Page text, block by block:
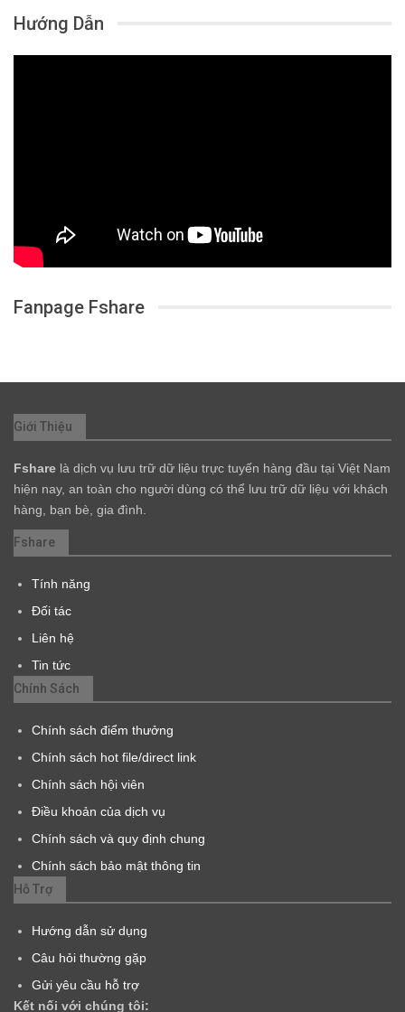
Hướng Dẫn
Fanpage Fshare
Giới Thiệu
Fshare là dịch vụ lưu trữ dữ liệu trực tuyến hàng đầu tại Việt Nam
hiện nay, an toàn cho người dùng có thể lưu trữ dữ liệu với khách
hàng, bạn bè, gia đình.
Fshare
Tính năng
Đối tác
Liên hệ
Tin tức
Chính Sách
Chính sách điểm thưởng
Chính sách hot file/direct link
Chính sách hội viên
Điều khoản của dịch vụ
Chính sách và quy định chung
Chính sách bảo mật thông tin
Hỗ Trợ
Hướng dẫn sử dụng
Câu hỏi thường gặp
Gửi yêu cầu hỗ trợ
Kết nối với chúng tôi: